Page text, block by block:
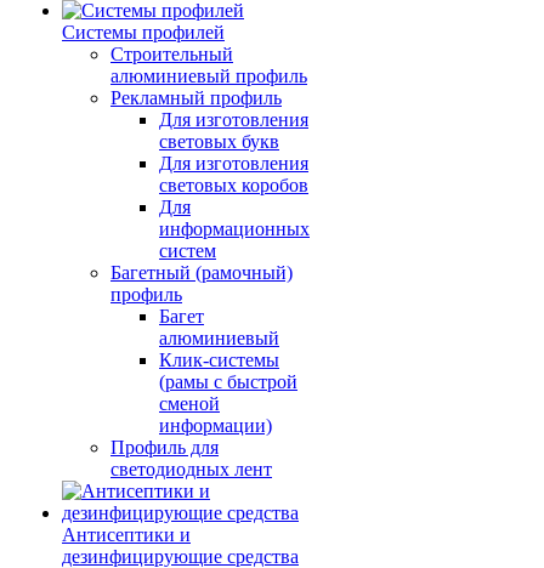
Системы профилей
Строительный
алюминиевый профиль
Рекламный профиль
Для изготовления
световых букв
Для изготовления
световых коробов
Для
информационных
систем
Багетный (рамочный)
профиль
Багет
алюминиевый
Клик-системы
(рамы с быстрой
сменой
информации)
Профиль для
светодиодных лент
Антисептики и
дезинфицирующие средства